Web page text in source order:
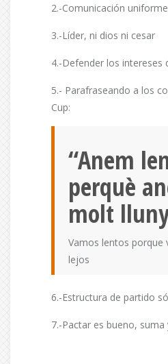
2.-Comunicación
3.-Líder, ni dios ni cesar
4.-Defender los intereses
5.- Parafraseando a los
Cup:
“Anem
perquè
molt
Vamos lentos porque
lejos
6.-Estructura de partido
7.-Pactar es bueno,